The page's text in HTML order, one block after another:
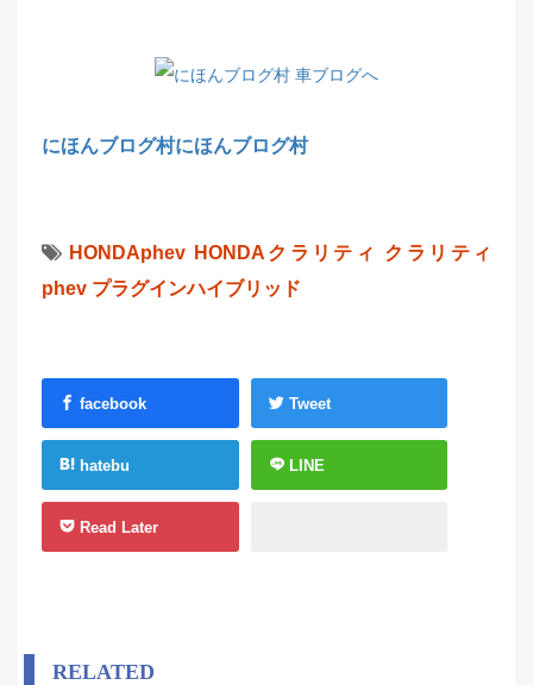
にほんブログ村にほんブログ村
HONDAphev HONDAクラリティ
クラリティ
phev プラグインハイブリッド
facebook Tweet
hatebu LINE
Read Later
RELATED